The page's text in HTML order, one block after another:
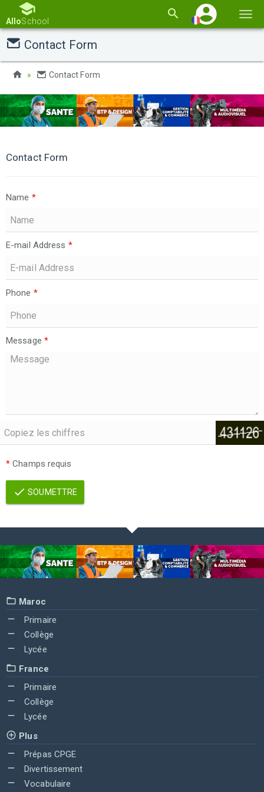
la
AlloSchool
Contact Form
Contact Form
Contact Form
Name *
E-mail Address *
Phone *
Message *
* Champs requis
SOUMETTRE
Maroc
Primaire
Collège
Lycée
France
Primaire
Collège
Lycée
Plus
Prépas CPGE
Divertissement
Vocabulaire